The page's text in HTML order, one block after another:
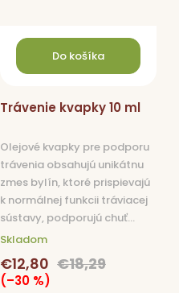
Do košíka
€12,80 €18,29
(–30 %)
Skladom
Trávenie kvapky 10 ml
Olejové kvapky pre podporu
trávenia obsahujú unikátnu
zmes bylín, ktoré prispievajú
k normálnej funkcii tráviacej
sústavy, podporujú chuť...